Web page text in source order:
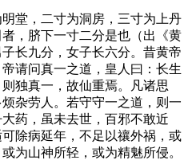
堂，二寸为洞房，三寸为上丹
，脐下一寸二分是也（出《黄
长九分，女子长六分。昔黄帝
请问真一之道，皇人曰：长生
独真一，故仙重焉。凡诸思
杂劳人。若守守一之道，则一
药，虽未去世，百邪不敢近
除病延年，不足以禳外祸，或
为山神所轻，或为精魅所侵。